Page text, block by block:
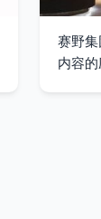
赛野
内容